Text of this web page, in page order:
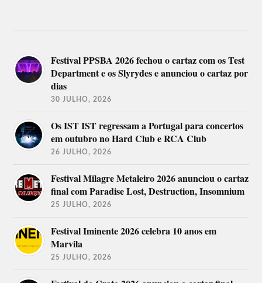
Festival PPSBA 2026 fechou o cartaz com os Test
Department e os Slyrydes e anunciou o cartaz por
dias
30 JULHO, 2026
Os IST IST regressam a Portugal para concertos
em outubro no Hard Club e RCA Club
26 JULHO, 2026
Festival Milagre Metaleiro 2026 anunciou o cartaz
final com Paradise Lost, Destruction, Insomnium
25 JULHO, 2026
Festival Iminente 2026 celebra 10 anos em
Marvila
25 JULHO, 2026